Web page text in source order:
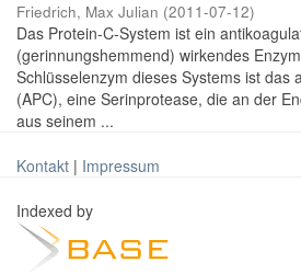
Friedrich, Max Julian (2011-07-12)
Das Protein-C-System ist ein
(gerinnungshemmend) wirkendes
Schlüsselenzym dieses Systems ist das
(APC), eine Serinprotease, die an der
aus seinem ...
Kontakt | Impressum
Indexed by